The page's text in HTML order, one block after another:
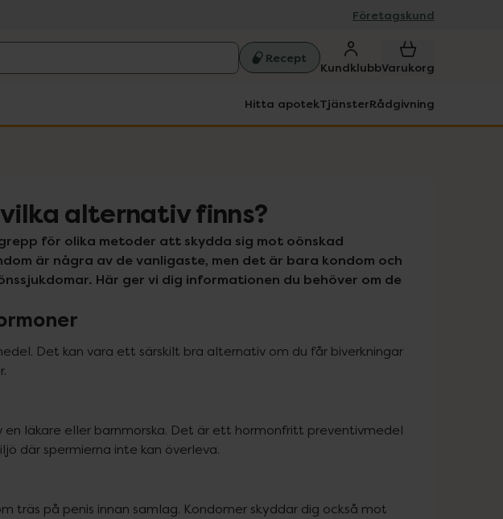
Företagskund
Recept
KundklubbVarukorg
Hitta apotekTjänsterRådgivning
alternativ finns?
för olika metoder att skydda sig mot oönskad
är några av de vanligaste, men det är bara kondom och
Här ger vi dig informationen du behöver om de
Det kan vara ett särskilt bra alternativ om du får biverkningar
en läkare eller barnmorska. Det är ett hormonfritt preventivmedel
där spermierna inte kan överleva.
träs på penis innan samlag. Kondomer skyddar dig också mot